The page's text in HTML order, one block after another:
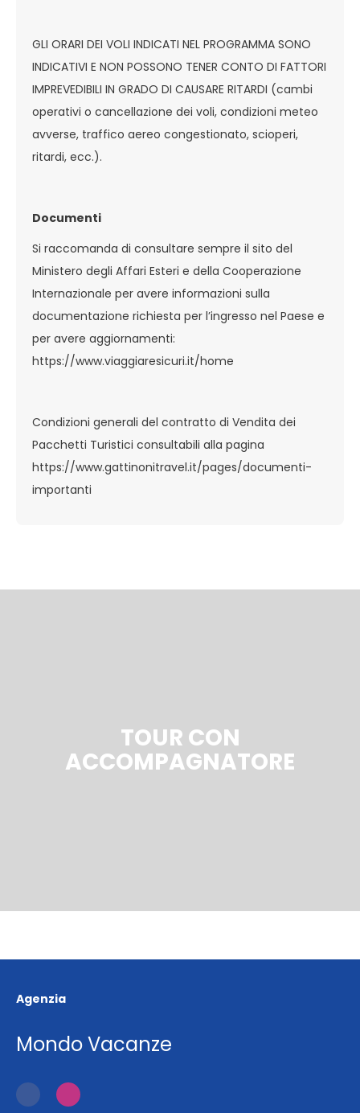
GLI ORARI DEI VOLI INDICATI NEL PROGRAMMA SONO
INDICATIVI E NON POSSONO TENER CONTO DI FATTORI
IMPREVEDIBILI IN GRADO DI CAUSARE RITARDI (cambi
operativi o cancellazione dei voli, condizioni meteo
avverse, traffico aereo congestionato, scioperi,
ritardi, ecc.).
Documenti
Si raccomanda di consultare sempre il sito del
Ministero degli Affari Esteri e della Cooperazione
Internazionale per avere informazioni sulla
documentazione richiesta per l’ingresso nel Paese e
per avere aggiornamenti:
https://www.viaggiaresicuri.it/home
Condizioni generali del contratto di Vendita dei
Pacchetti Turistici consultabili alla pagina
https://www.gattinonitravel.it/pages/documenti-
importanti
TOUR CON
ACCOMPAGNATORE
Agenzia
Mondo Vacanze